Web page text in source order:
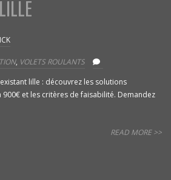
, VOLETS ROULANTS
lille : découvrez les solutions
et les critères de faisabilité. Demandez
READ MORE >>